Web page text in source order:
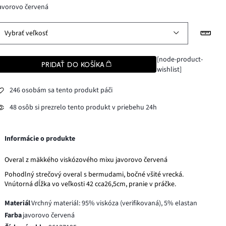
červená
Vybrať veľkosť
PRIDAŤ DO KOŠÍKA
[node-product-
wishlist]
246 osobám sa tento produkt páči
48 osôb si prezrelo tento produkt v priebehu 24h
Informácie o produkte
Overal z mäkkého viskózového mixu javorovo červená
Pohodlný strečový overal s bermudami, bočné všité vrecká.
Vnútorná dĺžka vo veľkosti 42 cca26,5cm, pranie v práčke.
MateriálVrchný materiál: 95% viskóza (verifikovaná), 5% elastan
Farbajavorovo červená